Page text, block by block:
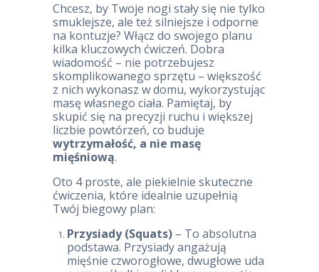
Chcesz, by Twoje nogi stały się nie tylko
smuklejsze, ale też silniejsze i odporne
na kontuzje? Włącz do swojego planu
kilka kluczowych ćwiczeń. Dobra
wiadomość – nie potrzebujesz
skomplikowanego sprzętu – większość
z nich wykonasz w domu, wykorzystując
masę własnego ciała. Pamiętaj, by
skupić się na precyzji ruchu i większej
liczbie powtórzeń, co buduje
wytrzymałość, a nie masę
mięśniową.
Oto 4 proste, ale piekielnie skuteczne
ćwiczenia, które idealnie uzupełnią
Twój biegowy plan:
Przysiady (Squats)– To absolutna
podstawa. Przysiady angażują
mięśnie czworogłowe, dwugłowe uda